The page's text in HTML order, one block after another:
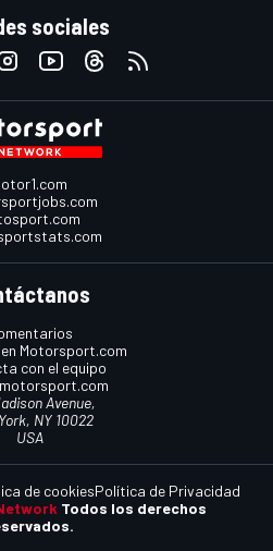
sociales
Motorsport.com
con el equipo
Avenue,
NY 10022
USA
Todos los derechos
de cookiesPolítica de Privacidad